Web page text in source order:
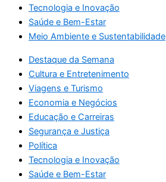
Tecnologia e Inovação
Saúde e Bem-Estar
Meio Ambiente e Sustentabilidade
Destaque da Semana
Cultura e Entretenimento
Viagens e Turismo
Economia e Negócios
Educação e Carreiras
Segurança e Justiça
Política
Tecnologia e Inovação
Saúde e Bem-Estar